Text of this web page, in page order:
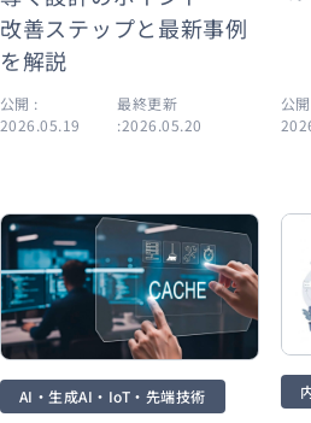
改善ステップと最新事例
を解説
公開 :
2026.05.19
最終更新
:2026.05.20
公
AI・生成AI・IoT・先端技術